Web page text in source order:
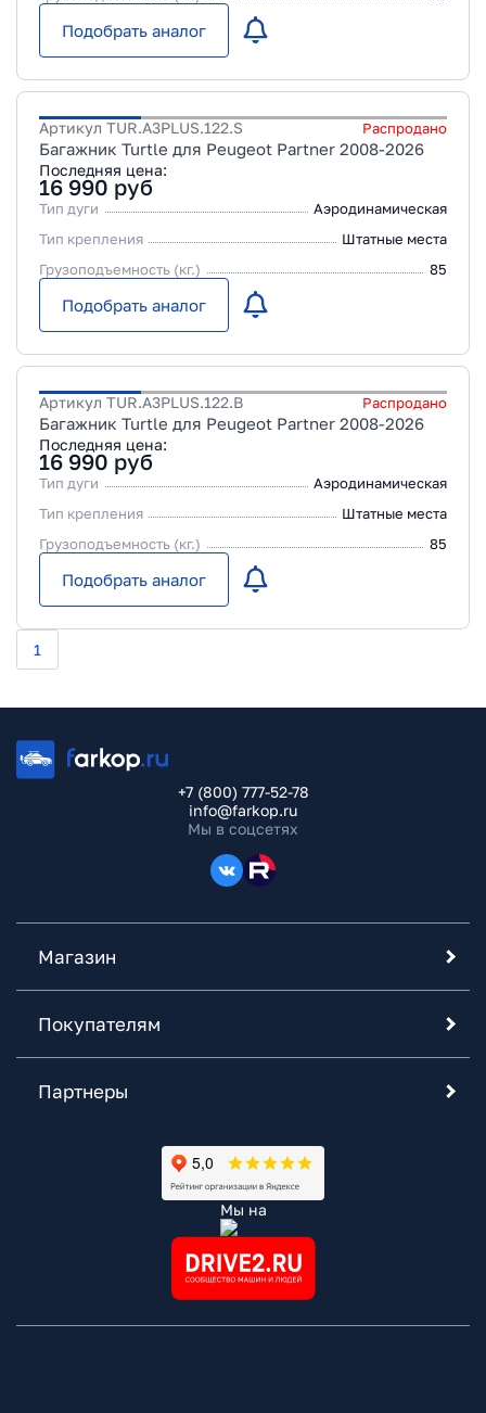
Подобрать аналог
Артикул TUR.A3PLUS.122.S Распродано
Багажник Turtle для Peugeot Partner 2008-2026
Последняя цена:
16 990 руб
Тип дуги
Аэродинамическая
Тип крепления
Штатные места
Грузоподъемность (кг.)
85
Подобрать аналог
Артикул TUR.A3PLUS.122.B Распродано
Багажник Turtle для Peugeot Partner 2008-2026
Последняя цена:
16 990 руб
Тип дуги
Аэродинамическая
Тип крепления
Штатные места
Грузоподъемность (кг.)
85
Подобрать аналог
1
+7 (800) 777-52-78
info@farkop.ru
Мы в соцсетях
Магазин
Покупателям
Партнеры
Мы на